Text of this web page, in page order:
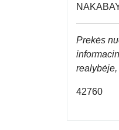
Prekės
42760